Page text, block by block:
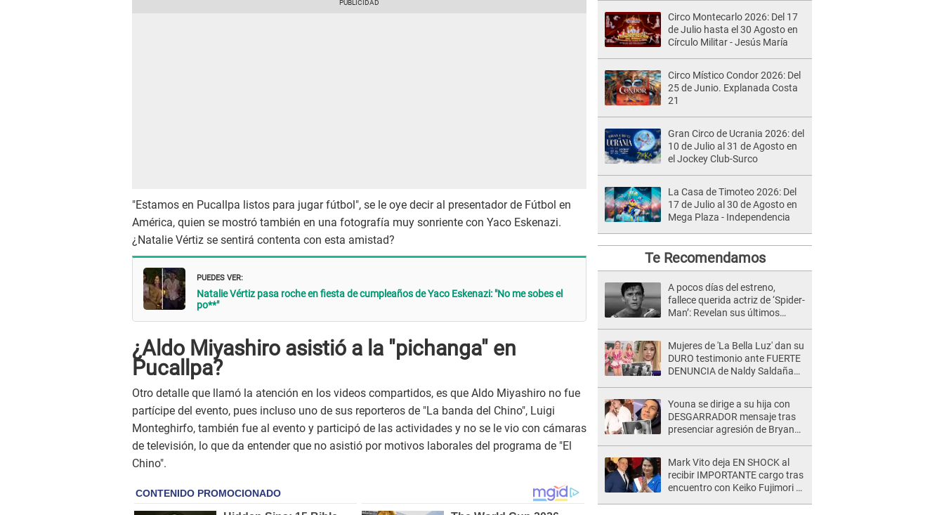
"Estamos en Pucallpa listos para jugar fútbol", se le oye decir al presentador de Fútbol en
América, quien se mostró también en una fotografía muy sonriente con Yaco Eskenazi.
¿Natalie Vértiz se sentirá contenta con esta amistad?
PUEDES VER:
Natalie Vértiz pasa roche en fiesta de cumpleaños de Yaco Eskenazi: "No me sobes el
po**"
¿Aldo Miyashiro asistió a la "pichanga" en
Pucallpa?
Otro detalle que llamó la atención en los videos compartidos, es que Aldo Miyashiro no fue
partícipe del evento, pues incluso uno de sus reporteros de "La banda del Chino", Luigi
Monteghirfo, también fue al evento y participó de las actividades y no se le vio con cámaras
de televisión, lo que da entender que no asistió por motivos laborales del programa de "El
Chino".
Circo Montecarlo 2026: Del 17
de Julio hasta el 30 Agosto en
Círculo Militar - Jesús María
Circo Místico Condor 2026: Del
25 de Junio. Explanada Costa
21
Gran Circo de Ucrania 2026: del
10 de Julio al 31 de Agosto en
el Jockey Club-Surco
La Casa de Timoteo 2026: Del
17 de Julio al 30 de Agosto en
Mega Plaza - Independencia
Te Recomendamos
A pocos días del estreno,
fallece querida actriz de ‘Spider-
Man’: Revelan sus últimos
Mujeres de 'La Bella Luz' dan su
DURO testimonio ante FUERTE
DENUNCIA de Naldy Saldaña
Youna se dirige a su hija con
DESGARRADOR mensaje tras
presenciar agresión de Bryan
Mark Vito deja EN SHOCK al
recibir IMPORTANTE cargo tras
encuentro con Keiko Fujimori el